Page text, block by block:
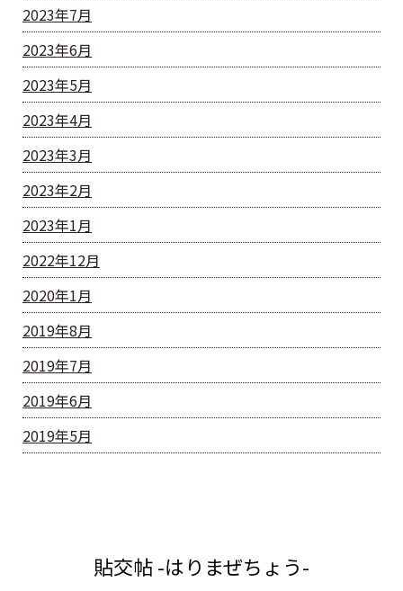
2023年7月
2023年6月
2023年5月
2023年4月
2023年3月
2023年2月
2023年1月
2022年12月
2020年1月
2019年8月
2019年7月
2019年6月
2019年5月
貼交帖 -はりまぜちょう-